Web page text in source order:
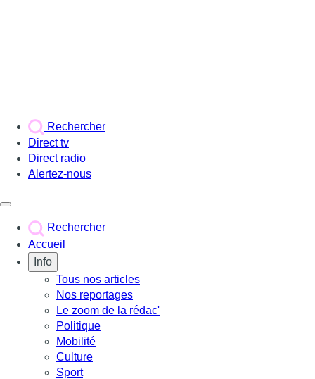
Rechercher
Direct tv
Direct radio
Alertez-nous
Rechercher
Accueil
Info
Tous nos articles
Nos reportages
Le zoom de la rédac'
Politique
Mobilité
Culture
Sport